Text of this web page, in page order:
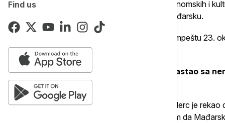
Find usMađarski premijer je naglasio važnost ekonomskih i
evropski partneri mogu da računaju na Mađarsku.
Mađar je pozvao Makrona da poseti Budimpeštu 23.
dve zemlje potpišu strateški sporazum.
Premijer Mađarske se juče u Berlinu sastao sa
gde je dočekan uz vojne počasti.
Na zajedničkoj konferenciji za novinare, Merc je
kao ohrabrujuću poruku i da smatra važnim da